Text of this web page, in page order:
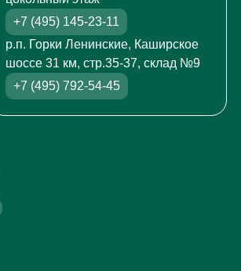
+7 (495) 145-23-11
р.п. Горки Ленинские, Каширское
шоссе 31 км, стр.35-37, склад №9
+7 (495) 792-54-45